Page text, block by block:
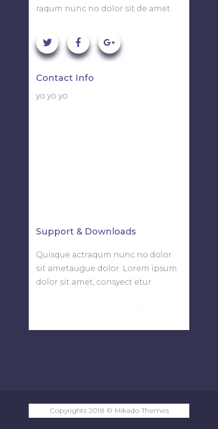
raqum nunc no dolor sit de amet.
Contact Info
yo yo yo
Support & Downloads
Quisque actraqum nunc no dolor
sit ametaugue dolor. Lorem ipsum
dolor sit amet, consyect etur.
Copyrights 2018 © Mikado Themes